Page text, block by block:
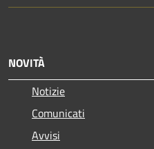
NOVITÀ
Notizie
Comunicati
Avvisi